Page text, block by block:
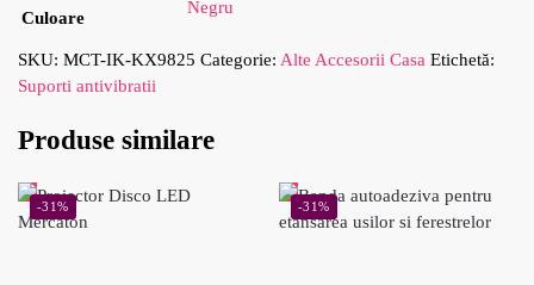
Culoare
Negru
SKU: MCT-IK-KX9825 Categorie: Alte Accesorii Casa Etichetă:
Suporti antivibratii
Produse similare
-31% -31%